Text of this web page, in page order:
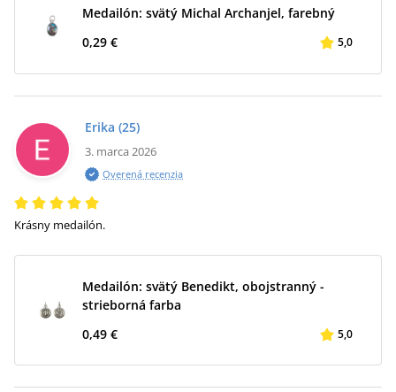
Medailón: svätý Michal Archanjel, farebný
0,29 €
5,0
Medailón: svätý Benedikt, obojstranný -
strieborná farba
0,49 €
5,0
Erika (25)
3. marca 2026
Overená recenzia
Krásny medailón.